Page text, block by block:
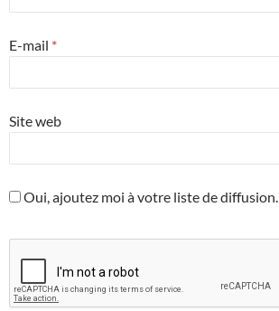
E-mail *
Site web
Oui, ajoutez moi à votre liste de diffusion.